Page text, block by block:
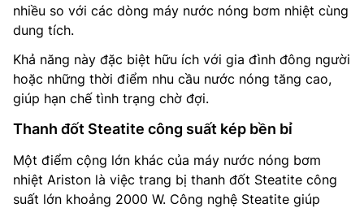
nhiều so với các dòng máy nước nóng bơm nhiệt cùng
dung tích.
Khả năng này đặc biệt hữu ích với gia đình đông người
hoặc những thời điểm nhu cầu nước nóng tăng cao,
giúp hạn chế tình trạng chờ đợi.
Thanh đốt Steatite công suất kép bền bỉ
Một điểm cộng lớn khác của máy nước nóng bơm
nhiệt Ariston là việc trang bị thanh đốt Steatite công
suất lớn khoảng 2000 W. Công nghệ Steatite giúp